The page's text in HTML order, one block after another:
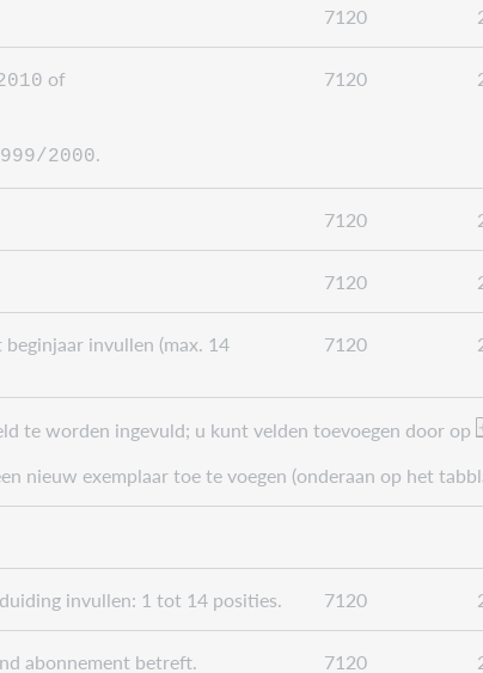
7120
of
2000.
7120
7120
7120
invullen (max. 14
7120
te worden ingevuld; u kunt velden toevoegen door op
nieuw exemplaar toe te voegen (onderaan op het
invullen: 1 tot 14 posities. 7120
abonnement betreft. 7120